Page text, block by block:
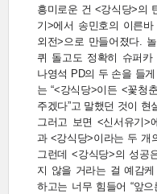
흥미로운 건 <강식당>의
기>에서 송민호의 이른바
외전>으로 만들어졌다.
퀴 돌고도 정확히 슈퍼
나영석 PD의 두 손을 들
는 “<강식당>이든 <꽃청
주겠다”고 말했던 것이 현
그러고 보면 <신서유기>
과 <강식당>이라는 두 개
그런데 <강식당>의 성공
지 않을 거라는 걸 예감
하고는 너무 힘들어 “앞